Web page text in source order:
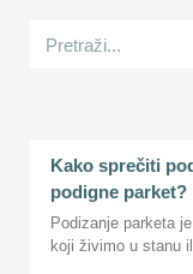
Kako sprečiti
podigne parket?
Podizanje parketa
koji živimo u stanu